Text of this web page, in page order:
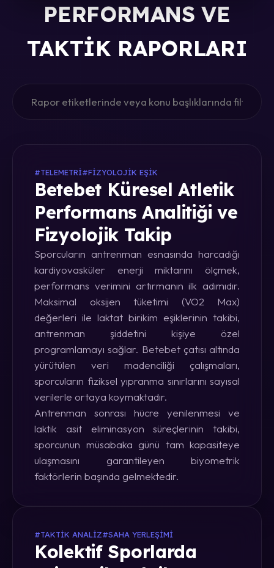
PERFORMANS VE
TAKTIK RAPORLARI
#TELEMETRI#FIZYOLOJIK EŞIK
Betebet Küresel Atletik
Performans Analitiği ve
Fizyolojik Takip
Sporcuların antrenman esnasında harcadığı
kardiyovasküler enerji miktarını ölçmek,
performans verimini artırmanın ilk adımıdır.
Maksimal oksijen tüketimi (VO2 Max)
değerleri ile laktat birikim eşiklerinin takibi,
antrenman şiddetini kişiye özel
programlamayı sağlar. Betebet çatısı altında
yürütülen veri madenciliği çalışmaları,
sporcuların fiziksel yıpranma sınırlarını sayısal
verilerle ortaya koymaktadır.
Antrenman sonrası hücre yenilenmesi ve
laktik asit eliminasyon süreçlerinin takibi,
sporcunun müsabaka günü tam kapasiteye
ulaşmasını garantileyen biyometrik
faktörlerin başında gelmektedir.
#TAKTIK ANALIZ#SAHA YERLEŞIMI
Kolektif Sporlarda